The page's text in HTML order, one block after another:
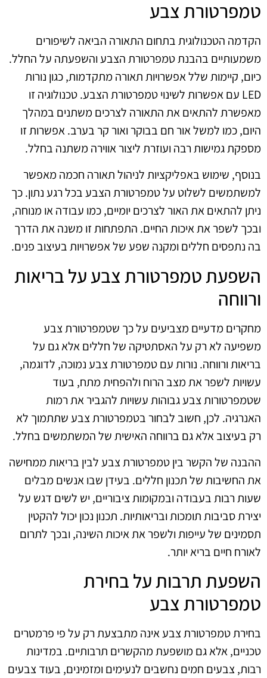
טמפרטורת צבע
הקדמה הטכנולוגית בתחום התאורה הביאה לשיפורים
משמעותיים בהבנת טמפרטורת הצבע והשפעתה על החלל.
כיום, קיימות שלל אפשרויות תאורה מתקדמות, כגון נורות
LED עם אפשרות לשינוי טמפרטורת הצבע. טכנולוגיה זו
מאפשרת להתאים את התאורה לצרכים משתנים במהלך
היום, כמו למשל אור חם בבוקר ואור קר בערב. אפשרות זו
מספקת גמישות רבה ועוזרת ליצור אווירה משתנה בחלל.
בנוסף, שימוש באפליקציות לניהול תאורה חכמה מאפשר
למשתמשים לשלוט על טמפרטורת הצבע בכל רגע נתון. כך
ניתן להתאים את האור לצרכים יומיים, כמו עבודה או מנוחה,
ובכך לשפר את איכות החיים. התפתחות זו משנה את הדרך
בה נתפסים חללים ומקנה שפע של אפשרויות בעיצוב פנים.
השפעת טמפרטורת צבע על בריאות
ורווחה
מחקרים מדעיים מצביעים על כך שטמפרטורת צבע
משפיעה לא רק על האסתטיקה של חללים אלא גם על
בריאות ורווחה. נורות עם טמפרטורת צבע נמוכה, לדוגמה,
עשויות לשפר את מצב הרוח ולהפחית מתח, בעוד
שטמפרטורות צבע גבוהות עשויות להגביר את רמות
האנרגיה. לכן, חשוב לבחור בטמפרטורת צבע שתתמוך לא
רק בעיצוב אלא גם ברווחה האישית של המשתמשים בחלל.
ההבנה של הקשר בין טמפרטורת צבע לבין בריאות ממחישה
את החשיבות של תכנון חללים. בעידן שבו אנשים מבלים
שעות רבות בעבודה ובמקומות ציבוריים, יש לשים דגש על
יצירת סביבות תומכות ובריאותיות. תכנון נכון יכול להקטין
תסמינים של עייפות ולשפר את איכות השינה, ובכך לתרום
לאורח חיים בריא יותר.
השפעת תרבות על בחירת
טמפרטורת צבע
בחירת טמפרטורת צבע אינה מתבצעת רק על פי פרמטרים
טכניים, אלא גם מושפעת מהקשרים תרבותיים. במדינות
רבות, צבעים חמים נחשבים לנעימים ומזמינים, בעוד צבעים